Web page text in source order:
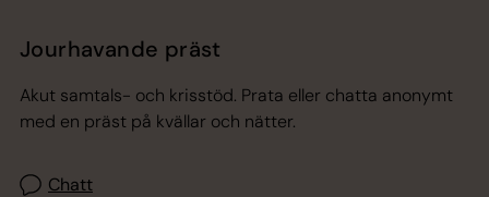
Jourhavande präst
Akut samtals- och krisstöd. Prata eller chatta anonymt
med en präst på kvällar och nätter.
Chatt